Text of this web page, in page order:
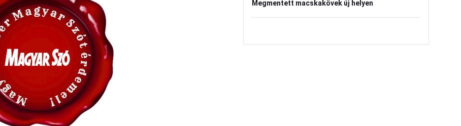
Megmentett macskakövek új helyen